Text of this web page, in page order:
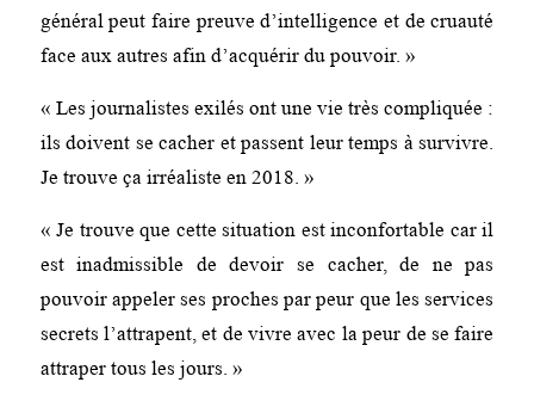
général peut faire preuve d’intelligence et de cruauté
face aux autres afin d’acquérir du pouvoir. »
« Les journalistes exilés ont une vie très compliquée :
ils doivent se cacher et passent leur temps à survivre.
Je trouve ça irréaliste en 2018. »
« Je trouve que cette situation est inconfortable car il
est inadmissible de devoir se cacher, de ne pas
pouvoir appeler ses proches par peur que les services
secrets l’attrapent, et de vivre avec la peur de se faire
attraper tous les jours. »